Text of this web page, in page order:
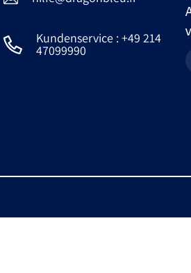
Kundenservice : +49 214
47099990